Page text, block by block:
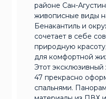
районе Сан-
живописные виды
Бенакантиль и
сочетает в себе
природную
для комфортной
Этот
47 прекрасно
спальнями.